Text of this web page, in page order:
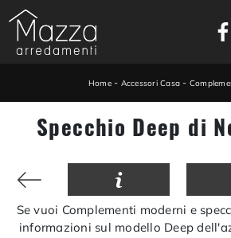
Home- Accessori Casa -
Specchio Deep di
Se vuoi Complementi moderni e
informazioni sul modello Deep